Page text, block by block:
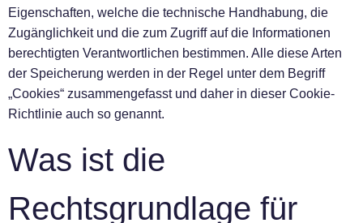
Eigenschaften, welche die technische Handhabung, die
Zugänglichkeit und die zum Zugriff auf die Informationen
berechtigten Verantwortlichen bestimmen. Alle diese Arten
der Speicherung werden in der Regel unter dem Begriff
„Cookies“ zusammengefasst und daher in dieser Cookie-
Richtlinie auch so genannt.
Was ist die
Rechtsgrundlage für